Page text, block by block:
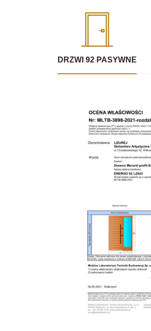
DRZWI 92 PASYWNE